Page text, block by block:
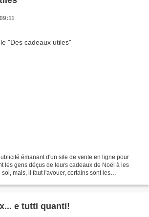
émanant d'un site de vente en ligne pour
les gens déçus de leurs cadeaux de Noël à les
mais, il faut l'avouer, certains sont les
e tutti quanti!